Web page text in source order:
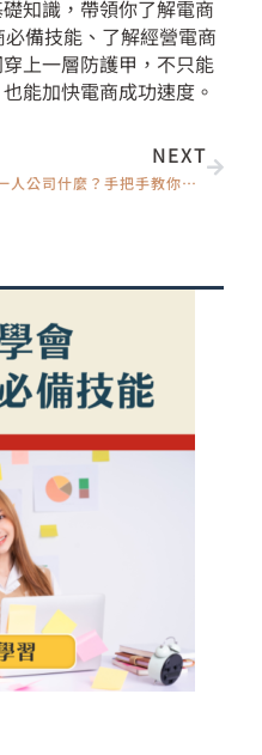
知識，帶領你了解電商
備技能、了解經營電商
上一層防護甲，不只能
能加快電商成功速度。
NEXT
一人公司什麼？手把手教你成立一人公司
下一篇